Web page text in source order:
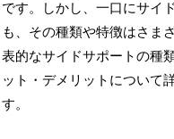
です。しかし、一口にサイ
も、その種類や特徴はさま
表的なサイドサポートの種
ット・デメリットについて
す。